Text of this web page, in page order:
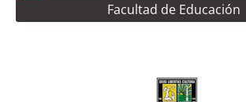
Facultad de Educación